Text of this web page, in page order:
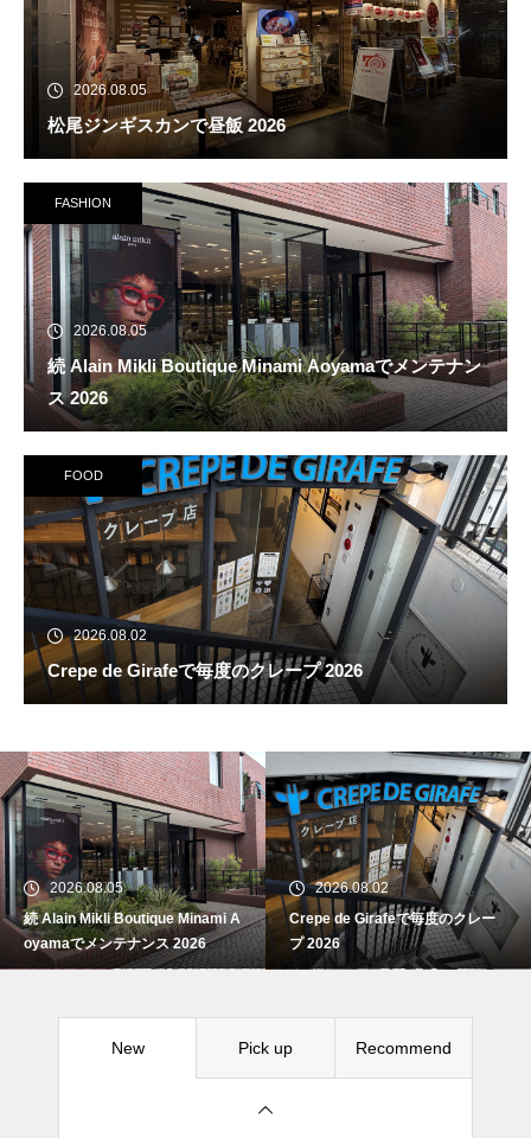
2026.08.05
松尾ジンギスカンで昼飯 2026
FASHION
2026.08.05
続 Alain Mikli Boutique Minami Aoyamaでメンテナン
ス 2026
FOOD
2026.08.02
Crepe de Girafeで毎度のクレープ 2026
2026.08.05
続 Alain Mikli Boutique Minami A
oyamaでメンテナンス 2026
2026.08.02
Crepe de Girafeで毎度のクレー
プ 2026
New Pick up Recommend
続 Alain Mikli Boutique Minami A
oyamaでメンテナンス 2026
Crepe de Girafeで毎度のクレー
プ 2026